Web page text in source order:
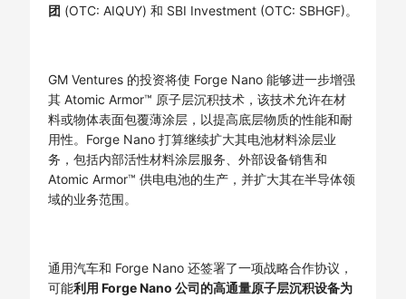
团 (OTC: AIQUY) 和 SBI Investment (OTC: SBHGF)。
GM Ventures 的投资将使 Forge Nano 能够进一步增强
其 Atomic Armor™ 原子层沉积技术，该技术允许在材
料或物体表面包覆薄涂层，以提高底层物质的性能和耐
用性。Forge Nano 打算继续扩大其电池材料涂层业
务，包括内部活性材料涂层服务、外部设备销售和
Atomic Armor™ 供电电池的生产，并扩大其在半导体领
域的业务范围。
通用汽车和 Forge Nano 还签署了一项战略合作协议，
可能利用 Forge Nano 公司的高通量原子层沉积设备为